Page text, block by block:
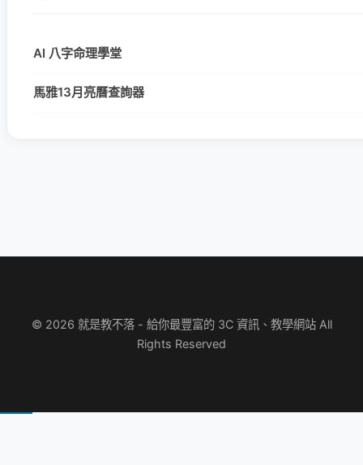
AI 八字命理學堂
馬雅13月亮曆查詢器
© 2026 就是教不落 - 給你最豐富的 3C 資訊、教學網站 All
Rights Reserved